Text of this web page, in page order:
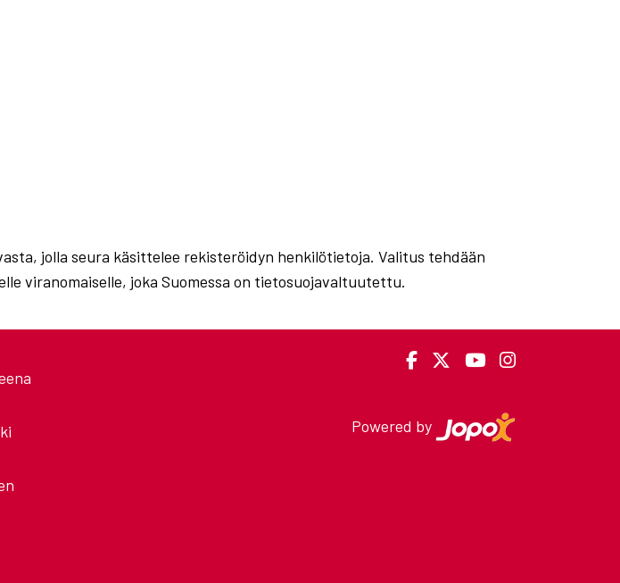
jolla seura käsittelee rekisteröidyn henkilötietoja. Valitus tehdään
viranomaiselle, joka Suomessa on tietosuojavaltuutettu.
Powered by